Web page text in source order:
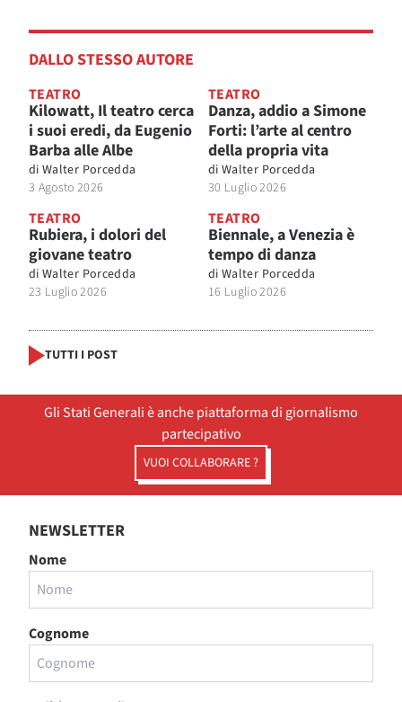
DALLO STESSO AUTORE
TEATRO
Kilowatt, Il teatro cerca
i suoi eredi, da Eugenio
Barba alle Albe
di Walter Porcedda
3 Agosto 2026
TEATRO
Danza, addio a Simone
Forti: l’arte al centro
della propria vita
di Walter Porcedda
30 Luglio 2026
TEATRO
Rubiera, i dolori del
giovane teatro
di Walter Porcedda
23 Luglio 2026
TEATRO
Biennale, a Venezia è
tempo di danza
di Walter Porcedda
16 Luglio 2026
TUTTI I POST
Gli Stati Generali è anche piattaforma di giornalismo
partecipativo
VUOI COLLABORARE ?
NEWSLETTER
Nome
Cognome